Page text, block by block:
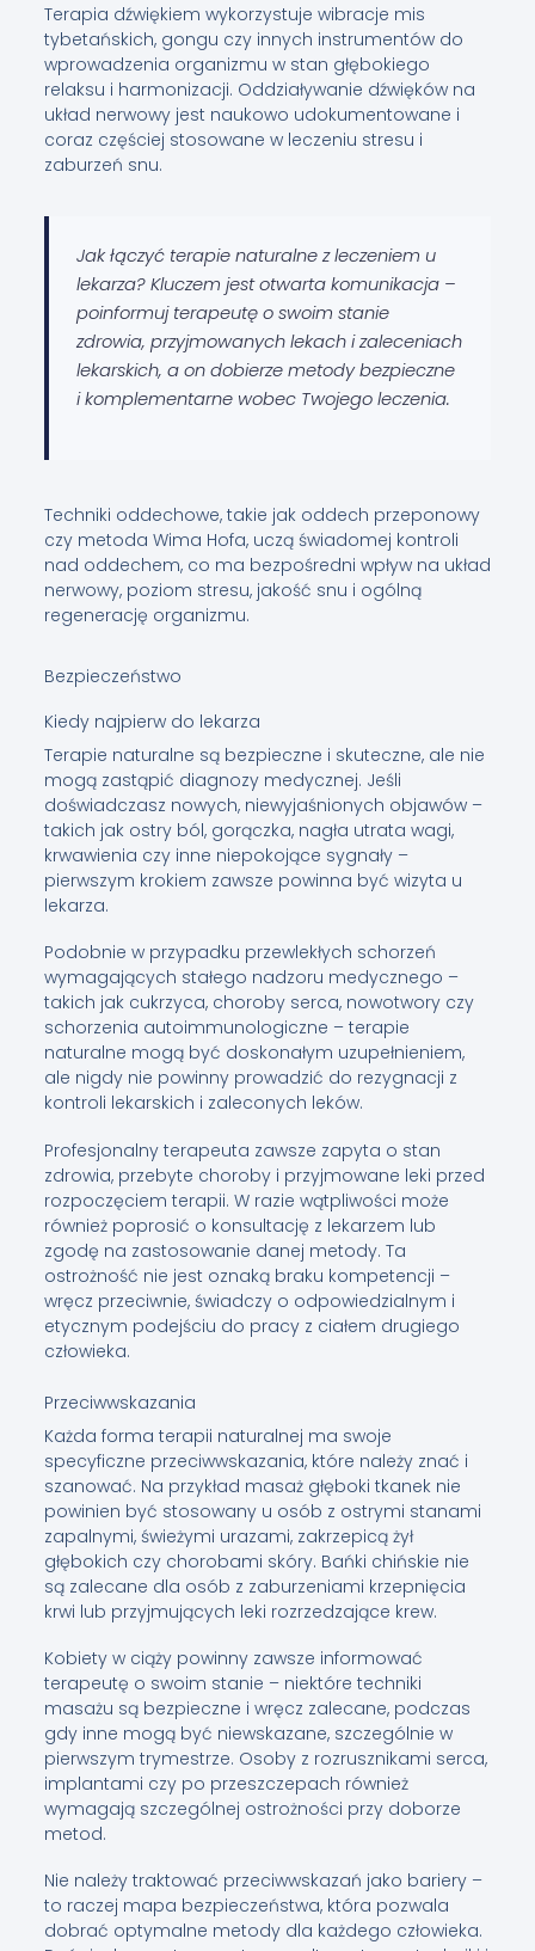
Terapia dźwiękiem wykorzystuje wibracje mis
tybetańskich, gongu czy innych instrumentów do
wprowadzenia organizmu w stan głębokiego
relaksu i harmonizacji. Oddziaływanie dźwięków na
układ nerwowy jest naukowo udokumentowane i
coraz częściej stosowane w leczeniu stresu i
zaburzeń snu.
Jak łączyć terapie naturalne z leczeniem u
lekarza? Kluczem jest otwarta komunikacja –
poinformuj terapeutę o swoim stanie
zdrowia, przyjmowanych lekach i zaleceniach
lekarskich, a on dobierze metody bezpieczne
i komplementarne wobec Twojego leczenia.
Techniki oddechowe, takie jak oddech przeponowy
czy metoda Wima Hofa, uczą świadomej kontroli
nad oddechem, co ma bezpośredni wpływ na układ
nerwowy, poziom stresu, jakość snu i ogólną
regenerację organizmu.
Bezpieczeństwo
Kiedy najpierw do lekarza
Terapie naturalne są bezpieczne i skuteczne, ale nie
mogą zastąpić diagnozy medycznej. Jeśli
doświadczasz nowych, niewyjaśnionych objawów –
takich jak ostry ból, gorączka, nagła utrata wagi,
krwawienia czy inne niepokojące sygnały –
pierwszym krokiem zawsze powinna być wizyta u
lekarza.
Podobnie w przypadku przewlekłych schorzeń
wymagających stałego nadzoru medycznego –
takich jak cukrzyca, choroby serca, nowotwory czy
schorzenia autoimmunologiczne – terapie
naturalne mogą być doskonałym uzupełnieniem,
ale nigdy nie powinny prowadzić do rezygnacji z
kontroli lekarskich i zaleconych leków.
Profesjonalny terapeuta zawsze zapyta o stan
zdrowia, przebyte choroby i przyjmowane leki przed
rozpoczęciem terapii. W razie wątpliwości może
również poprosić o konsultację z lekarzem lub
zgodę na zastosowanie danej metody. Ta
ostrożność nie jest oznaką braku kompetencji –
wręcz przeciwnie, świadczy o odpowiedzialnym i
etycznym podejściu do pracy z ciałem drugiego
człowieka.
Przeciwwskazania
Każda forma terapii naturalnej ma swoje
specyficzne przeciwwskazania, które należy znać i
szanować. Na przykład masaż głęboki tkanek nie
powinien być stosowany u osób z ostrymi stanami
zapalnymi, świeżymi urazami, zakrzepicą żył
głębokich czy chorobami skóry. Bańki chińskie nie
są zalecane dla osób z zaburzeniami krzepnięcia
krwi lub przyjmujących leki rozrzedzające krew.
Kobiety w ciąży powinny zawsze informować
terapeutę o swoim stanie – niektóre techniki
masażu są bezpieczne i wręcz zalecane, podczas
gdy inne mogą być niewskazane, szczególnie w
pierwszym trymestrze. Osoby z rozrusznikami serca,
implantami czy po przeszczepach również
wymagają szczególnej ostrożności przy doborze
metod.
Nie należy traktować przeciwwskazań jako bariery –
to raczej mapa bezpieczeństwa, która pozwala
dobrać optymalne metody dla każdego człowieka.